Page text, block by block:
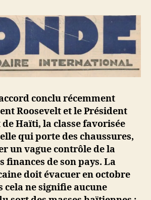
conclu récemment
Roosevelt et le Président
Haïti, la classe favorisée
qui porte des chaussures,
un vague contrôle de la
finances de son pays. La
doit évacuer en octobre
cela ne signifie aucune